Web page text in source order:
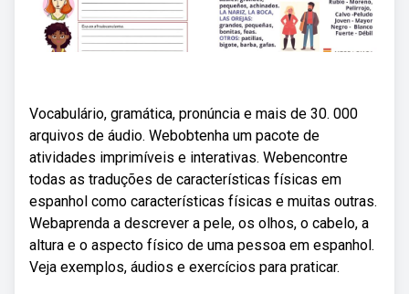
Vocabulário, gramática, pronúncia e mais de 30. 000
arquivos de áudio. Webobtenha um pacote de
atividades imprimíveis e interativas. Webencontre
todas as traduções de características físicas em
espanhol como características físicas e muitas outras.
Webaprenda a descrever a pele, os olhos, o cabelo, a
altura e o aspecto físico de uma pessoa em espanhol.
Veja exemplos, áudios e exercícios para praticar.